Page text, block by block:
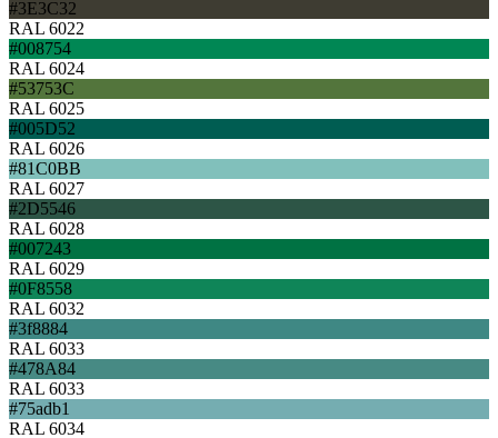
#3E3C32
RAL 6022
#008754
RAL 6024
#53753C
RAL 6025
#005D52
RAL 6026
#81C0BB
RAL 6027
#2D5546
RAL 6028
#007243
RAL 6029
#0F8558
RAL 6032
#3f8884
RAL 6033
#478A84
RAL 6033
#75adb1
RAL 6034